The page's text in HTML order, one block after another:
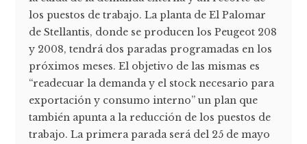
los puestos de trabajo. La planta de El Palomar
de Stellantis, donde se producen los Peugeot 208
y 2008, tendrá dos paradas programadas en los
próximos meses. El objetivo de las mismas es
“readecuar la demanda y el stock necesario para
exportación y consumo interno” un plan que
también apunta a la reducción de los puestos de
trabajo. La primera parada será del 25 de mayo